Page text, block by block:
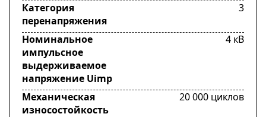
Категория
перенапряжения
3
Номинальное
импульсное
выдерживаемое
напряжение Uimp
4 кВ
Механическая
износостойкость
20 000 циклов